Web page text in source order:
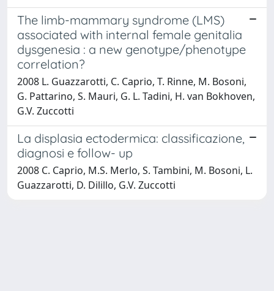
The limb-mammary syndrome (LMS)
associated with internal female genitalia
dysgenesia : a new genotype/phenotype
correlation?
2008 L. Guazzarotti, C. Caprio, T. Rinne, M. Bosoni,
G. Pattarino, S. Mauri, G. L. Tadini, H. van Bokhoven,
G.V. Zuccotti
La displasia ectodermica: classificazione,
diagnosi e follow- up
2008 C. Caprio, M.S. Merlo, S. Tambini, M. Bosoni, L.
Guazzarotti, D. Dilillo, G.V. Zuccotti